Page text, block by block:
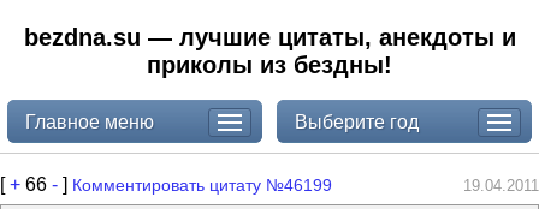
bezdna.su — лучшие цитаты, анекдоты и
приколы из бездны!
Главное меню Выберите год
[+ 66 - ] Комментировать цитату №46199 19.04.2011